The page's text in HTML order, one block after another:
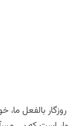
بالفعل ما،